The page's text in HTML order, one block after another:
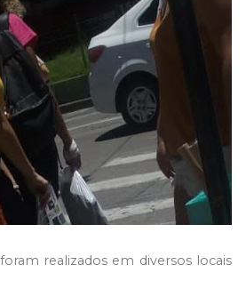
realizados em diversos locais